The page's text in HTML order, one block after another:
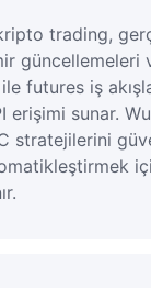
trading,
güncellemeleri
futures iş
erişimi sunar.
stratejilerini